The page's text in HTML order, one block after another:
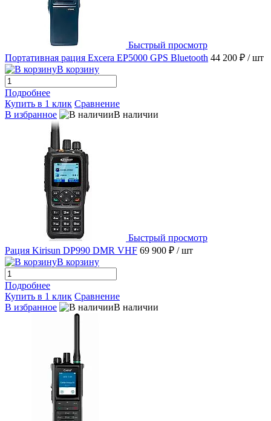
Быстрый просмотр
Портативная рация Excera EP5000 GPS Bluetooth 44 200 ₽ / шт
В корзину
Подробнее
Купить в 1 клик Сравнение
В избранное
В наличии
Быстрый просмотр
Рация Kirisun DP990 DMR VHF 69 900 ₽ / шт
В корзину
Подробнее
Купить в 1 клик Сравнение
В избранное
В наличии